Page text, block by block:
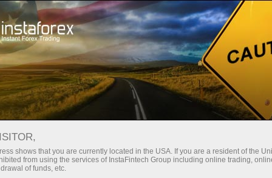
For Traders Forex Analytics
InstaForex TV
Forex TV News
shows that you are currently located in the USA. If you are a resident of the
from using the services of InstaFintech Group including online trading,
of funds, etc.